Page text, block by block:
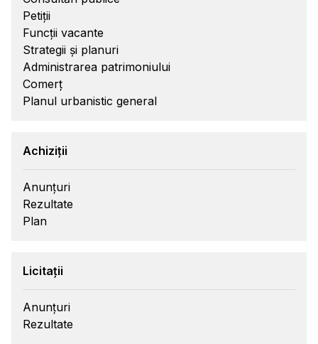
Petiții
Funcții vacante
Strategii și planuri
Administrarea patrimoniului
Comerț
Planul urbanistic general
Achiziții
Anunțuri
Rezultate
Plan
Licitații
Anunțuri
Rezultate